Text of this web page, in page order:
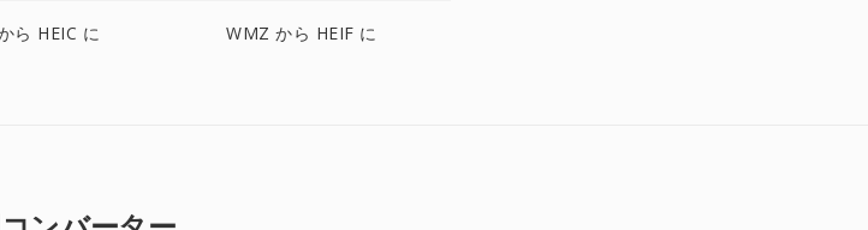
ら HEIC に WMZ から HEIF に